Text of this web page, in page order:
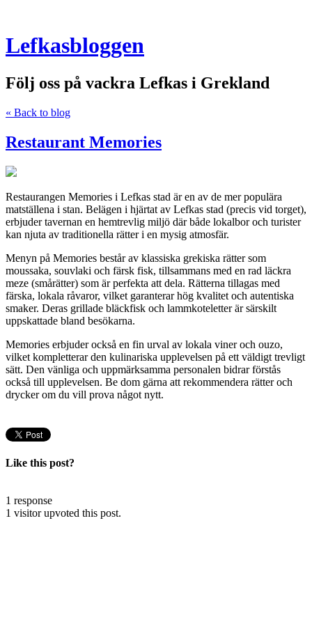
Lefkasbloggen
Följ oss på vackra Lefkas i Grekland
« Back to blog
Restaurant Memories
Restaurangen Memories i Lefkas stad är en av de mer populära
matställena i stan. Belägen i hjärtat av Lefkas stad (precis vid torget),
erbjuder tavernan en hemtrevlig miljö där både lokalbor och turister
kan njuta av traditionella rätter i en mysig atmosfär.
Menyn på Memories består av klassiska grekiska rätter som
moussaka, souvlaki och färsk fisk, tillsammans med en rad läckra
meze (smårätter) som är perfekta att dela. Rätterna tillagas med
färska, lokala råvaror, vilket garanterar hög kvalitet och autentiska
smaker. Deras grillade bläckfisk och lammkoteletter är särskilt
uppskattade bland besökarna.
Memories erbjuder också en fin urval av lokala viner och ouzo,
vilket kompletterar den kulinariska upplevelsen på ett väldigt trevligt
sätt. Den vänliga och uppmärksamma personalen bidrar förstås
också till upplevelsen. Be dom gärna att rekommendera rätter och
drycker om du vill prova något nytt.
Like this post?
1 response
1 visitor upvoted this post.